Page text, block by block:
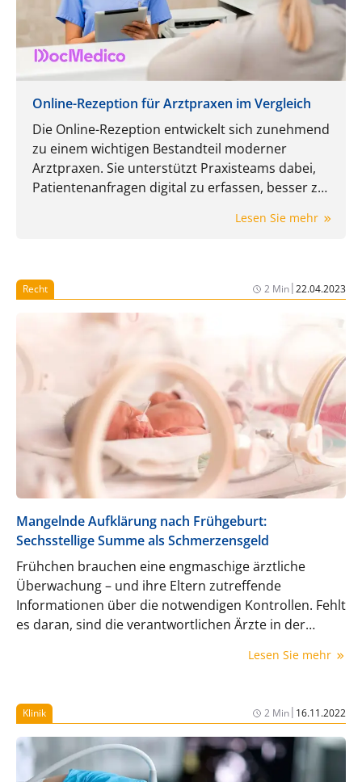
Online-Rezeption für Arztpraxen im Vergleich
Die Online-Rezeption entwickelt sich zunehmend
zu einem wichtigen Bestandteil moderner
Arztpraxen. Sie unterstützt Praxisteams dabei,
Patientenanfragen digital zu erfassen, besser zu
In diesem Artikel werden unter anderem die
miteinander verglichen.
Lesen Sie mehr
Recht 2 Min|22.04.2023
Mangelnde Aufklärung nach Frühgeburt:
Sechsstellige Summe als Schmerzensgeld
Frühchen brauchen eine engmaschige ärztliche
Überwachung – und ihre Eltern zutreffende
Informationen über die notwendigen Kontrollen. Fehlt
es daran, sind die verantwortlichen Ärzte in der
Lesen Sie mehr
Klinik 2 Min| 16.11.2022